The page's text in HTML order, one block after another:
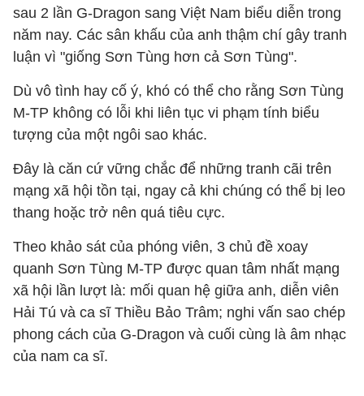
sau 2 lần G-Dragon sang Việt Nam biểu diễn trong
năm nay. Các sân khấu của anh thậm chí gây tranh
luận vì "giống Sơn Tùng hơn cả Sơn Tùng".
Dù vô tình hay cố ý, khó có thể cho rằng Sơn Tùng
M-TP không có lỗi khi liên tục vi phạm tính biểu
tượng của một ngôi sao khác.
Đây là căn cứ vững chắc để những tranh cãi trên
mạng xã hội tồn tại, ngay cả khi chúng có thể bị leo
thang hoặc trở nên quá tiêu cực.
Theo khảo sát của phóng viên, 3 chủ đề xoay
quanh Sơn Tùng M-TP được quan tâm nhất mạng
xã hội lần lượt là: mối quan hệ giữa anh, diễn viên
Hải Tú và ca sĩ Thiều Bảo Trâm; nghi vấn sao chép
phong cách của G-Dragon và cuối cùng là âm nhạc
của nam ca sĩ.